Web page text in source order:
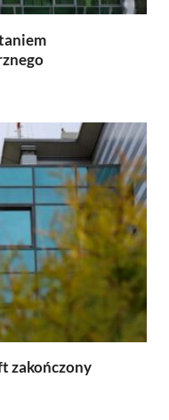
zakończony